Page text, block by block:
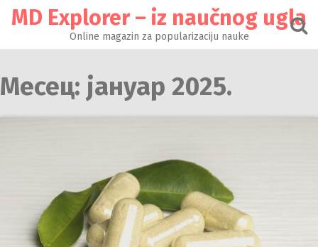
MD Explorer – iz naučnog ugla
Online magazin za popularizaciju nauke
Месец: јануар 2025.